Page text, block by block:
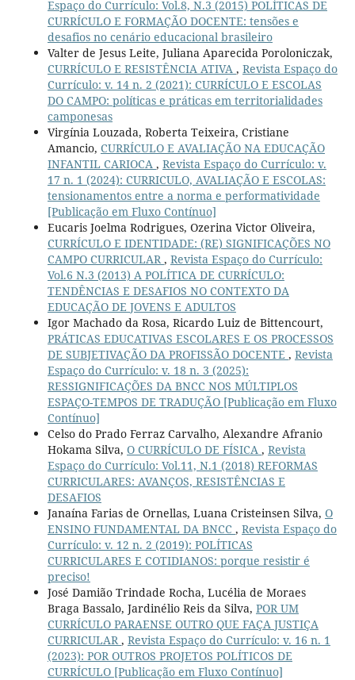
Espaço do Currículo: Vol.8, N.3 (2015) POLÍTICAS DE
CURRÍCULO E FORMAÇÃO DOCENTE: tensões e
desafios no cenário educacional brasileiro
Valter de Jesus Leite, Juliana Aparecida Poroloniczak,
CURRÍCULO E RESISTÊNCIA ATIVA , Revista Espaço do
Currículo: v. 14 n. 2 (2021): CURRÍCULO E ESCOLAS
DO CAMPO: políticas e práticas em territorialidades
camponesas
Virgínia Louzada, Roberta Teixeira, Cristiane
Amancio, CURRÍCULO E AVALIAÇÃO NA EDUCAÇÃO
INFANTIL CARIOCA , Revista Espaço do Currículo: v.
17 n. 1 (2024): CURRICULO, AVALIAÇÃO E ESCOLAS:
tensionamentos entre a norma e performatividade
[Publicação em Fluxo Contínuo]
Eucaris Joelma Rodrigues, Ozerina Victor Oliveira,
CURRÍCULO E IDENTIDADE: (RE) SIGNIFICAÇÕES NO
CAMPO CURRICULAR , Revista Espaço do Currículo:
Vol.6 N.3 (2013) A POLÍTICA DE CURRÍCULO:
TENDÊNCIAS E DESAFIOS NO CONTEXTO DA
EDUCAÇÃO DE JOVENS E ADULTOS
Igor Machado da Rosa, Ricardo Luiz de Bittencourt,
PRÁTICAS EDUCATIVAS ESCOLARES E OS PROCESSOS
DE SUBJETIVAÇÃO DA PROFISSÃO DOCENTE , Revista
Espaço do Currículo: v. 18 n. 3 (2025):
RESSIGNIFICAÇÕES DA BNCC NOS MÚLTIPLOS
ESPAÇO-TEMPOS DE TRADUÇÃO [Publicação em Fluxo
Contínuo]
Celso do Prado Ferraz Carvalho, Alexandre Afranio
Hokama Silva, O CURRÍCULO DE FÍSICA , Revista
Espaço do Currículo: Vol.11, N.1 (2018) REFORMAS
CURRICULARES: AVANÇOS, RESISTÊNCIAS E
DESAFIOS
Janaína Farias de Ornellas, Luana Cristeinsen Silva, O
ENSINO FUNDAMENTAL DA BNCC , Revista Espaço do
Currículo: v. 12 n. 2 (2019): POLÍTICAS
CURRICULARES E COTIDIANOS: porque resistir é
preciso!
José Damião Trindade Rocha, Lucélia de Moraes
Braga Bassalo, Jardinélio Reis da Silva, POR UM
CURRÍCULO PARAENSE OUTRO QUE FAÇA JUSTIÇA
CURRICULAR , Revista Espaço do Currículo: v. 16 n. 1
(2023): POR OUTROS PROJETOS POLÍTICOS DE
CURRÍCULO [Publicação em Fluxo Contínuo]